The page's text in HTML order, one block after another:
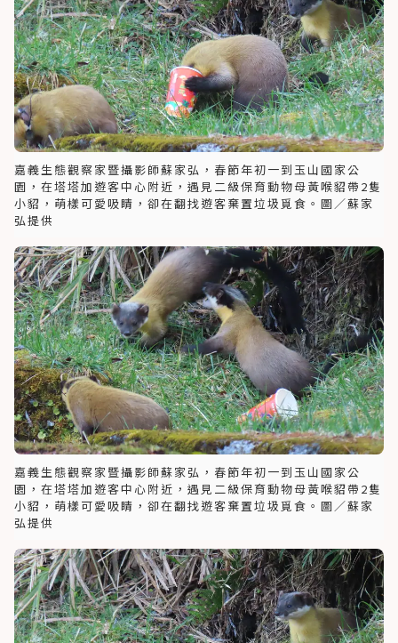
嘉義生態觀察家暨攝影師蘇家弘，春節年初一到玉山國家公
園，在塔塔加遊客中心附近，遇見二級保育動物母黃喉貂帶2隻
小貂，萌樣可愛吸睛，卻在翻找遊客棄置垃圾覓食。圖／蘇家
弘提供
嘉義生態觀察家暨攝影師蘇家弘，春節年初一到玉山國家公
園，在塔塔加遊客中心附近，遇見二級保育動物母黃喉貂帶2隻
小貂，萌樣可愛吸睛，卻在翻找遊客棄置垃圾覓食。圖／蘇家
弘提供